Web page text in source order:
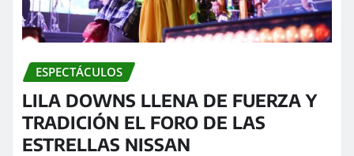
ESPECTÁCULOS
LILA DOWNS LLENA DE FUERZA Y
TRADICIÓN EL FORO DE LAS
ESTRELLAS NISSAN